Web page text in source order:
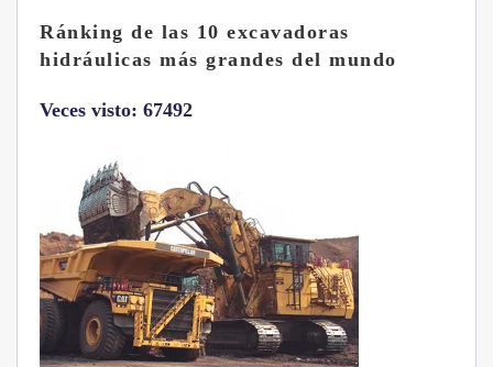
Las ventajas de la excavadora Yanmar
B7 Sigma-6
Veces visto: 32220